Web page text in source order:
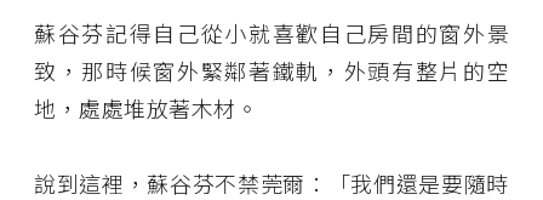
蘇谷芬記得自己從小就喜歡自己房間的窗外景
致，那時候窗外緊鄰著鐵軌，外頭有整片的空
地，處處堆放著木材。
說到這裡，蘇谷芬不禁莞爾：「我們還是要隨時